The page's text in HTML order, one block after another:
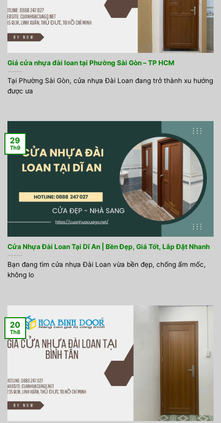
Giá cửa nhựa đài loan tại Phường Sài Gòn – TP HCM
Tại Phường Sài Gòn, cửa nhựa Đài Loan đang trở thành xu hướng
được ưa
Cửa Nhựa Đài Loan Tại Dĩ An | Bền Đẹp, Giá Tốt, Lắp Đặt Nhanh
Bạn đang tìm cửa nhựa Đài Loan vừa bền đẹp, chống ẩm mốc,
không lo
29
Th9
20
Th8